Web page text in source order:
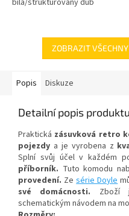
ZOBRAZIT
Popis Diskuze
Detailní popis produktu
Praktická zásuvková retro
pojezdy a je vyrobena z
Splní svůj účel v každém
příborník. Tuto komodu
provedení. Zesérie Doyle
své domácnosti. Zboží
schematickým návodem na